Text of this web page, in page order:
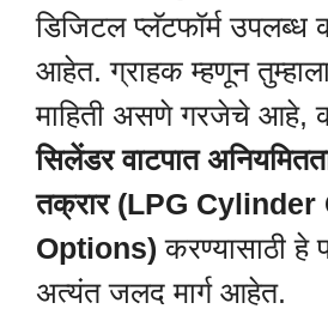
डिजिटल प्लॅटफॉर्म
आहेत. ग्राहक म्हणून
माहिती असणे गरजेचे आहे,
सिलेंडर वाटपात
तक्रार (LPG
Options) करण्यासाठी हे
अत्यंत जलद मार्ग आहेत.